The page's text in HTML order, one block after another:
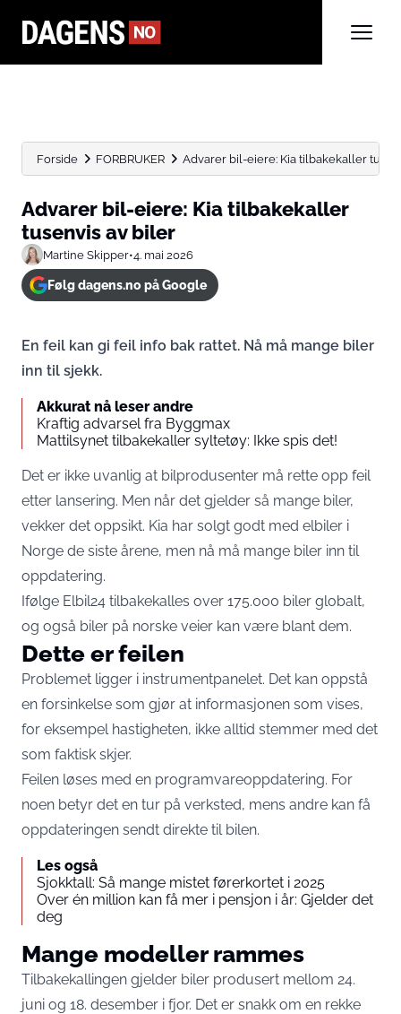
Forside FORBRUKER Advarer bil-eiere: Kia tilbakekaller
Advarer bil-eiere: Kia tilbakekaller
tusenvis av biler
Martine Skipper•4. mai 2026
Følg dagens.no på Google
En feil kan gi feil info bak rattet. Nå må mange biler
inn til sjekk.
Akkurat nå leser andre
Kraftig advarsel fra Byggmax
Mattilsynet tilbakekaller syltetøy: Ikke spis det!
Det er ikke uvanlig at bilprodusenter må rette opp feil
etter lansering. Men når det gjelder så mange biler,
vekker det oppsikt. Kia har solgt godt med elbiler i
Norge de siste årene, men nå må mange biler inn til
oppdatering.
Ifølge Elbil24 tilbakekalles over 175.000 biler globalt,
og også biler på norske veier kan være blant dem.
Dette er feilen
Problemet ligger i instrumentpanelet. Det kan oppstå
en forsinkelse som gjør at informasjonen som vises,
for eksempel hastigheten, ikke alltid stemmer med det
som faktisk skjer.
Feilen løses med en programvareoppdatering. For
noen betyr det en tur på verksted, mens andre kan få
oppdateringen sendt direkte til bilen.
Les også
Sjokktall: Så mange mistet førerkortet i 2025
Over én million kan få mer i pensjon i år: Gjelder det
deg
Mange modeller rammes
Tilbakekallingen gjelder biler produsert mellom 24.
juni og 18. desember i fjor. Det er snakk om en rekke